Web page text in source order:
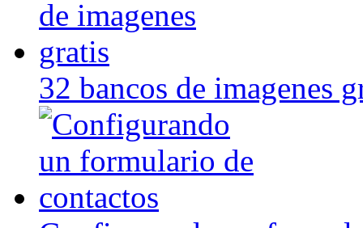
32 bancos de imagenes